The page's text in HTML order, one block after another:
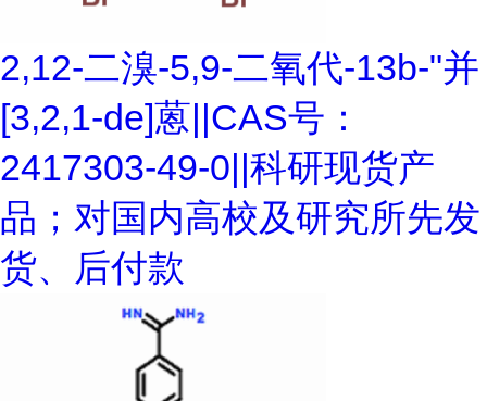
2,12-二溴-5,9-二氧代-13b-"并
[3,2,1-de]蒽||CAS号：
2417303-49-0||科研现货产
品；对国内高校及研究所先发
货、后付款